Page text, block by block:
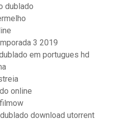
dublado
3 2019
em portugues hd
online
download utorrent